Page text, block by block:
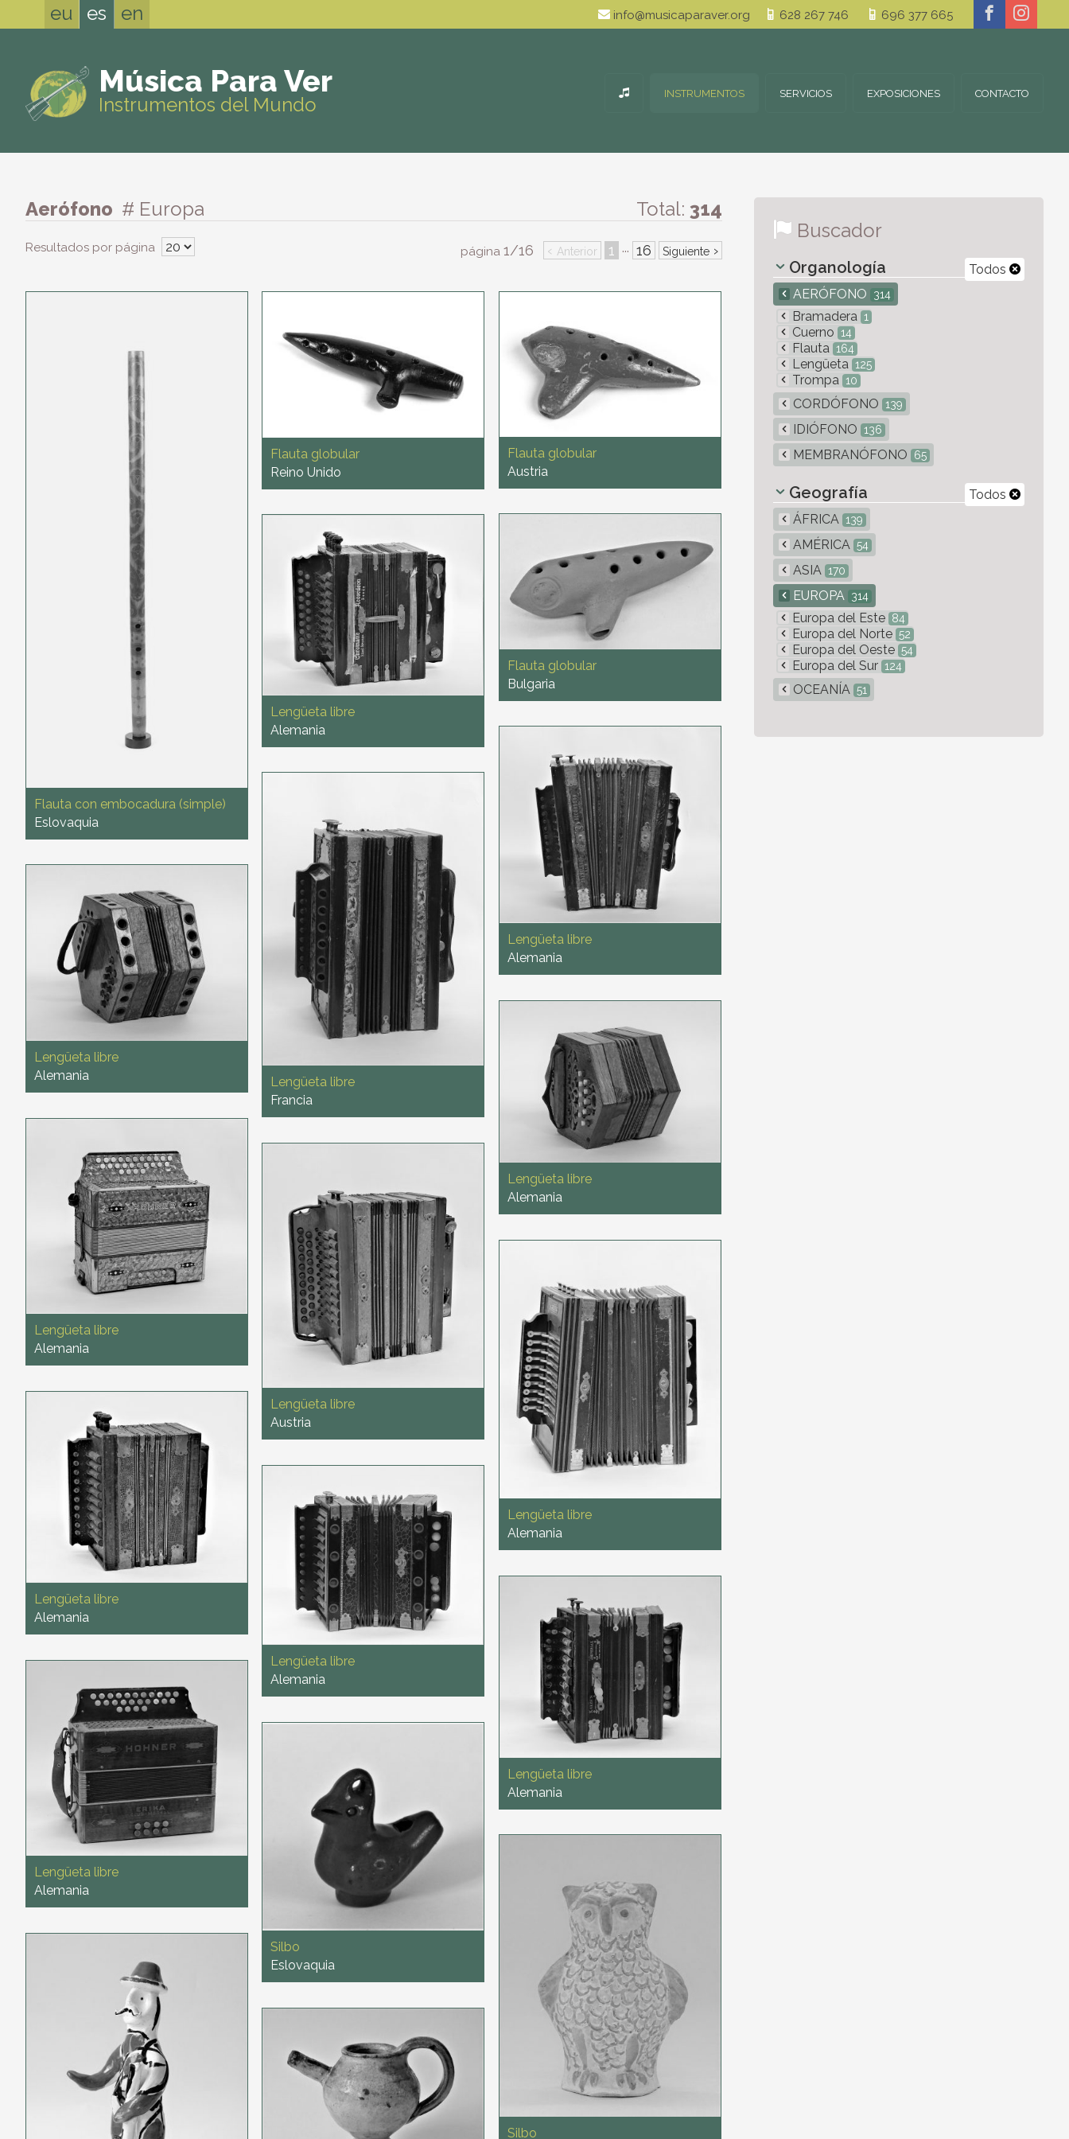
eu es en info@musicaparaver.org 628 267 746 696 377 665
Música Para Ver
Instrumentos del Mundo INSTRUMENTOS SERVICIOS EXPOSICIONES CONTACTO
Aerófono # Europa Total: 314
Resultados por página página 1/16 ‹ Anterior 1 ··· 16 Siguiente ›
Flauta con embocadura (simple)
Eslovaquia
Flauta globular
Reino Unido
Flauta globular
Austria
Flauta globular
Bulgaria
Lengüeta libre
Alemania
Lengüeta libre
Alemania
Lengüeta libre
Francia
Lengüeta libre
Alemania
Lengüeta libre
Alemania
Lengüeta libre
Alemania
Lengüeta libre
Austria
Lengüeta libre
Alemania
Lengüeta libre
Alemania
Lengüeta libre
Alemania
Lengüeta libre
Alemania
Lengüeta libre
Alemania
Silbo
Eslovaquia
Silbo
Buscador
Todos
Organología
AERÓFONO 314
Bramadera 1
Cuerno 14
Flauta 164
Lengüeta 125
Trompa 10
CORDÓFONO 139
IDIÓFONO 136
MEMBRANÓFONO 65
Todos
Geografía
ÁFRICA 139
AMÉRICA 54
ASIA 170
EUROPA 314
Europa del Este 84
Europa del Norte 52
Europa del Oeste 54
Europa del Sur 124
OCEANÍA 51